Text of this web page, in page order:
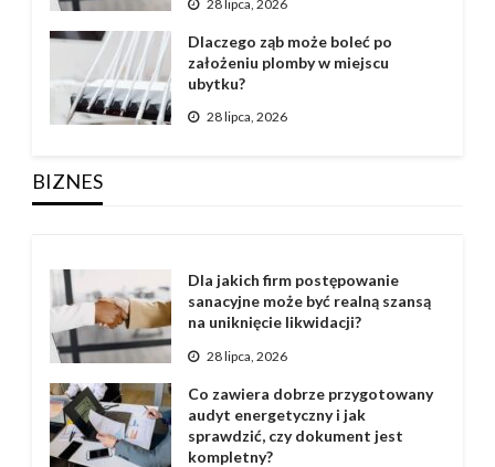
28 lipca, 2026
Dlaczego ząb może boleć po
założeniu plomby w miejscu
ubytku?
28 lipca, 2026
BIZNES
Dla jakich firm postępowanie
sanacyjne może być realną szansą
na uniknięcie likwidacji?
28 lipca, 2026
Co zawiera dobrze przygotowany
audyt energetyczny i jak
sprawdzić, czy dokument jest
kompletny?